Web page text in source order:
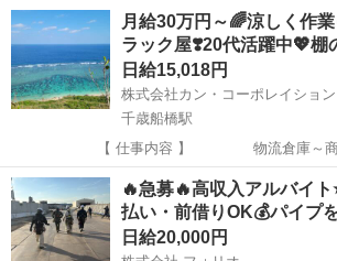
月給30万円～🌈涼しく作
ラック屋❣️20代活躍中💖
日給15,018円
株式会社カン・コーポレイション
千歳船橋駅
【 仕事内容 】 物流倉庫～商業施設内で「棚」
を、 組み立てる簡単な作業です💝 現場⭐️関東全般(東
京･埼玉･千葉･神奈川他) 現場時間⏰AM8:00～
東京 世田谷区 千歳船橋駅
🔥急募🔥高収入アルバイト
払い・前借りOK💰パイプ
日給20,000円